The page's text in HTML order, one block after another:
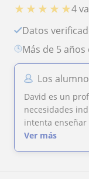
★ ★ ★ ★ ★4
Datos
más de 5
Los
David es un
necesidades
intenta enseñar
Ver más